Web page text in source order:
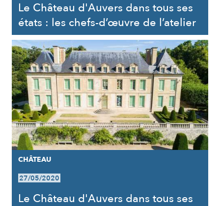
Le Château d'Auvers dans tous ses
états : les chefs-d’œuvre de l’atelier
CHÂTEAU
27/05/2020
Le Château d'Auvers dans tous ses